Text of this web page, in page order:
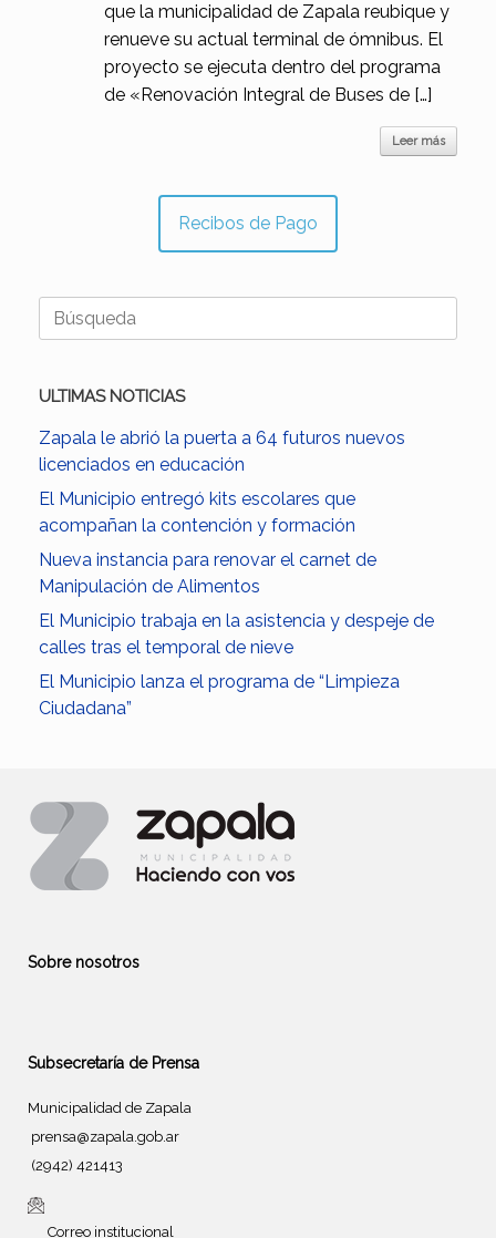
que la municipalidad de Zapala reubique y
renueve su actual terminal de ómnibus. El
proyecto se ejecuta dentro del programa
de «Renovación Integral de Buses de […]
Leer más
Recibos de Pago
Buscar:
ULTIMAS NOTICIAS
Zapala le abrió la puerta a 64 futuros nuevos
licenciados en educación
El Municipio entregó kits escolares que
acompañan la contención y formación
Nueva instancia para renovar el carnet de
Manipulación de Alimentos
El Municipio trabaja en la asistencia y despeje de
calles tras el temporal de nieve
El Municipio lanza el programa de “Limpieza
Ciudadana”
Sobre nosotros
Subsecretaría de Prensa
Municipalidad de Zapala
prensa@zapala.gob.ar
(2942) 421413
Correo institucional